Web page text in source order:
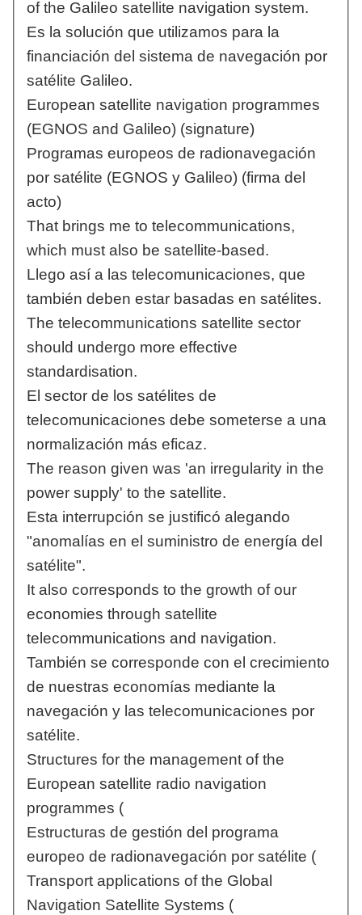
of the Galileo satellite navigation system.
Es la solución que utilizamos para la
financiación del sistema de navegación por
satélite Galileo.
European satellite navigation programmes
(EGNOS and Galileo) (signature)
Programas europeos de radionavegación
por satélite (EGNOS y Galileo) (firma del
acto)
That brings me to telecommunications,
which must also be satellite-based.
Llego así a las telecomunicaciones, que
también deben estar basadas en satélites.
The telecommunications satellite sector
should undergo more effective
standardisation.
El sector de los satélites de
telecomunicaciones debe someterse a una
normalización más eficaz.
The reason given was 'an irregularity in the
power supply' to the satellite.
Esta interrupción se justificó alegando
"anomalías en el suministro de energía del
satélite".
It also corresponds to the growth of our
economies through satellite
telecommunications and navigation.
También se corresponde con el crecimiento
de nuestras economías mediante la
navegación y las telecomunicaciones por
satélite.
Structures for the management of the
European satellite radio navigation
programmes (
Estructuras de gestión del programa
europeo de radionavegación por satélite (
Transport applications of the Global
Navigation Satellite Systems (